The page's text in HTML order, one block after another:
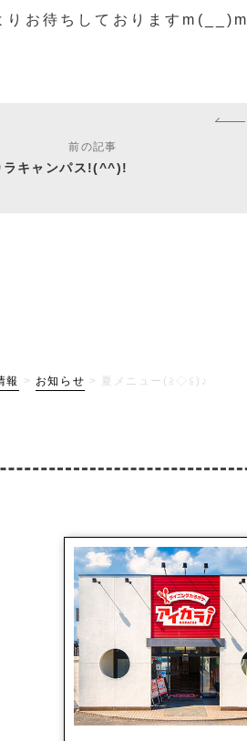
りお待ちしておりますm(__)m
前の記事
ラキャンパス!(^^)!
報 > お知らせ > 夏メニュー(≧◇≦)♪